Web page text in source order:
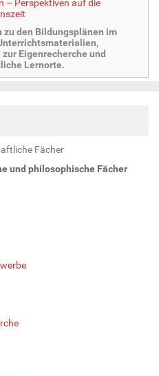
– Perspektiven auf die
den Bildungsplänen im
Eigenrecherche und
Lernorte.
Fächer
und philosophische Fächer